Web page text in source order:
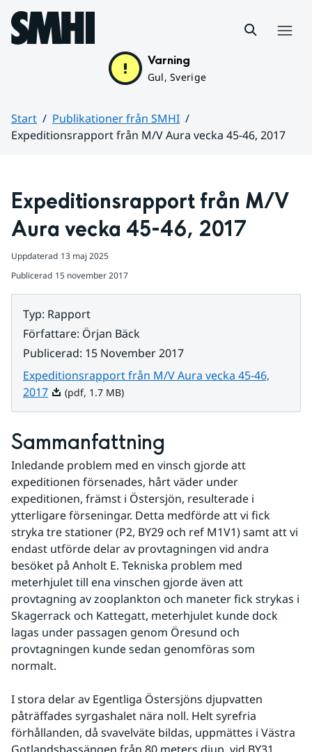
Hoppa till sidans innehåll
Varning
Gul, Sverige
Start
Publikationer från SMHI
Expeditionsrapport från M/V Aura vecka 45-46, 2017
Expeditionsrapport från M/V
Aura vecka 45-46, 2017
Uppdaterad 13 maj 2025
Publicerad 15 november 2017
Typ: Rapport
Författare: Örjan Bäck
Publicerad: 15 November 2017
Expeditionsrapport från M/V Aura vecka 45-46,
2017Pdf, 1.7 MB.
(pdf, 1.7 MB)
Sammanfattning
Inledande problem med en vinsch gjorde att
expeditionen försenades, hårt väder under
expeditionen, främst i Östersjön, resulterade i
ytterligare förseningar. Detta medförde att vi fick
stryka tre stationer (P2, BY29 och ref M1V1) samt att vi
endast utförde delar av provtagningen vid andra
besöket på Anholt E. Tekniska problem med
meterhjulet till ena vinschen gjorde även att
provtagning av zooplankton och maneter fick strykas i
Skagerrack och Kattegatt, meterhjulet kunde dock
lagas under passagen genom Öresund och
provtagningen kunde sedan genomföras som
normalt.
I stora delar av Egentliga Östersjöns djupvatten
påträffades syrgashalet nära noll. Helt syrefria
förhållanden, då svavelväte bildas, uppmättes i Västra